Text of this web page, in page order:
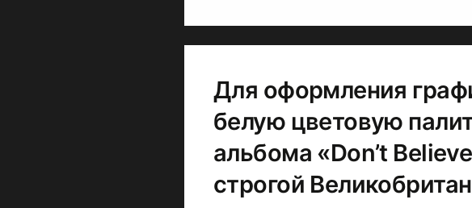
Для оформления
белую цветовую
альбома «Don’t
строгой